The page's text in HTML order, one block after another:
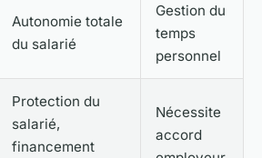
Autonomie totale
du salarié
Gestion du
temps
personnel
Protection du
salarié,
financement
Nécessite
accord